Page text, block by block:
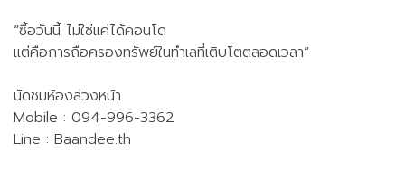
“ซื้อวันนี้ ไม่ใช่แค่ได้คอนโด
แต่คือการถือครองทรัพย์ในทำเลที่เติบโตตลอดเวลา”
นัดชมห้องล่วงหน้า
Mobile : 094-996-3362
Line : Baandee.th